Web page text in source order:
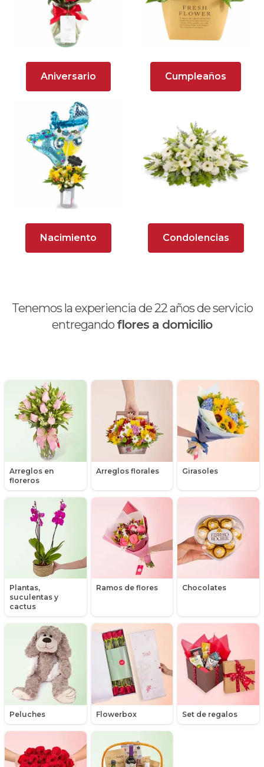
Aniversario Cumpleaños
Nacimiento Condolencias
Tenemos la experiencia de 22años de servicio
entregando flores a domicilio
Arreglos en
floreros
Arreglos florales Girasoles
Plantas,
suculentas y
cactus
Ramos de flores Chocolates
Peluches Flowerbox Set de regalos
Arreglos florales en tono naranja
Arreglos Florales para Aniversario
Arreglos florales para dar agradecimiento
Arreglos Florales para Defunciones
Arreglos Florales para Eventos
Arreglos florales románticos
Arreglos rosados
Día de la madre
Flores y Regalos de Navidad
Gerberas
Girasoles
Globos
Graduación
Hipericum
Libros
Liliums
Mensajes
Minirosas
Nacimiento de niños
Nacimientos
Nacimientos de niñas
Orquídeas